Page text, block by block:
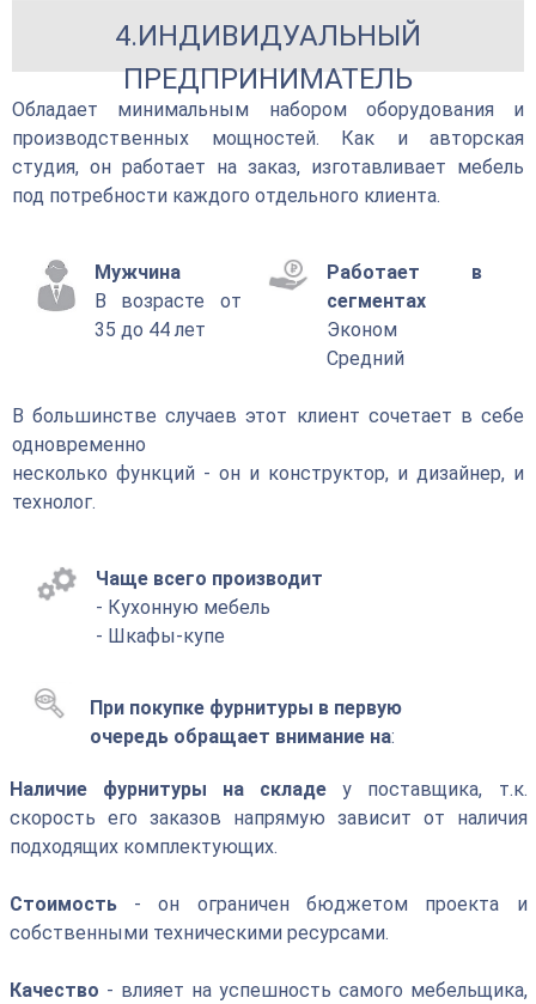
4.ИНДИВИДУАЛЬНЫЙ
ПРЕДПРИНИМАТЕЛЬ
Обладает минимальным набором оборудования и
производственных мощностей. Как и авторская
студия, он работает на заказ, изготавливает мебель
под потребности каждого отдельного клиента.
Мужчина
В возрасте от
35 до 44 лет
Работает в
сегментах
Эконом
Средний
В большинстве случаев этот клиент сочетает в себе
одновременно
несколько функций - он и конструктор, и дизайнер, и
технолог.
Чаще всего производит
- Кухонную мебель
- Шкафы-купе
При покупке фурнитуры в первую
очередь обращает внимание на:
Наличие фурнитуры на складе у поставщика, т.к.
скорость его заказов напрямую зависит от наличия
подходящих комплектующих.
Стоимость- он ограничен бюджетом проекта и
собственными техническими ресурсами.
Качество - влияет на успешность самого мебельщика,